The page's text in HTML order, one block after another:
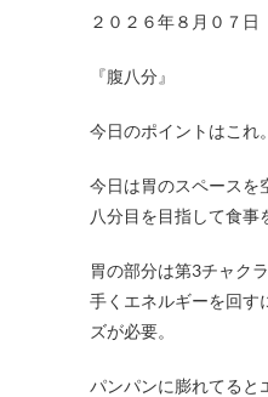
２０２６年８月０７日
『腹八分』
今日のポイントはこれ。
今日は胃のスペースを
八分目を目指して食事
胃の部分は第3チャク
手くエネルギーを回す
ズが必要。
パンパンに膨れてると